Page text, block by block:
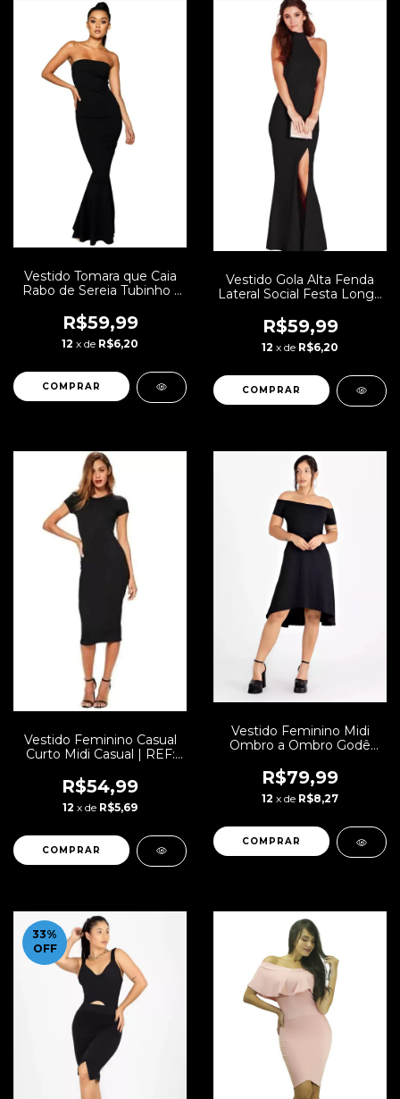
Vestido Tomara que Caia
Rabo de Sereia Tubinho |
R$59,99
12 x de R$6,20
COMPRAR
Vestido Gola Alta Fenda
Lateral Social Festa Longo
R$59,99
12 x de R$6,20
COMPRAR
Vestido Feminino Casual
Curto Midi Casual | REF:
R$54,99
12 x de R$5,69
COMPRAR
Vestido Feminino Midi
Ombro a Ombro Godê
R$79,99
12 x de R$8,27
COMPRAR
33%
OFF